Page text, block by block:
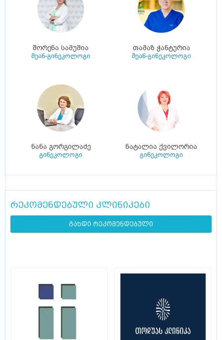
შორენა სამუშია
მეან-გინეკოლოგი
თამაზ ჭანტურია
მეან-გინეკოლოგი
ნანა გორგილაძე
გინეკოლოგი
ნატალია ქვილორია
გინეკოლოგი
რეკომენდებული კლინიკები
გახდი რეკომენდებული